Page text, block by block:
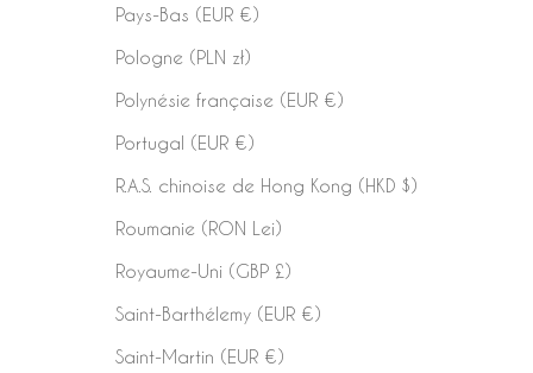
Pays-Bas (EUR €)
Pologne (PLN zł)
Polynésie française (EUR €)
Portugal (EUR €)
R.A.S. chinoise de Hong Kong (HKD $)
Roumanie (RON Lei)
Royaume-Uni (GBP £)
Saint-Barthélemy (EUR €)
Saint-Martin (EUR €)